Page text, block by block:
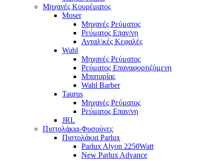
Μηχανές Κουρέματος
Moser
Μηχανές Ρεύματος
Ρεύματος Επαν/νη
Ανταλ\κές Κεφαλές
Wahl
Μηχανές Ρεύματος
Ρεύματος Επαναφορτιζόμενη
Μπαταρίας
Wahl Barber
Taurus
Μηχανές Ρεύματος
Ρεύματος Επαν/νη
JRL
Πιστολάκια-Φυσούνες
Πιστολάκια Parlux
Parlux Alyon 2250Watt
New Parlux Advance